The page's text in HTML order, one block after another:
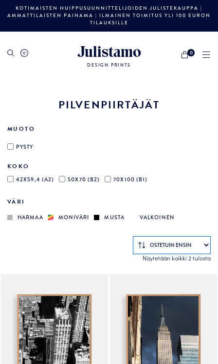
KOTIMAISTEN HUIPPUSUUNNITTELIJOIDEN JULISTEKAUPPA |
AMMATTILAISTEN PAINAMA | ILMAINEN TOIMITUS YLI 100 EURON
TILAUKSILLE
Julistamo
DESIGN PRINTS
0
PILVENPIIRTÄJÄT
MUOTO
PYSTY
KOKO
42X59,4 (A2) 50X70 (B2) 70X100 (B1)
VÄRI
HARMAA MONIVÄRI MUSTA VALKOINEN
Näytetään kaikki 2 tulosta